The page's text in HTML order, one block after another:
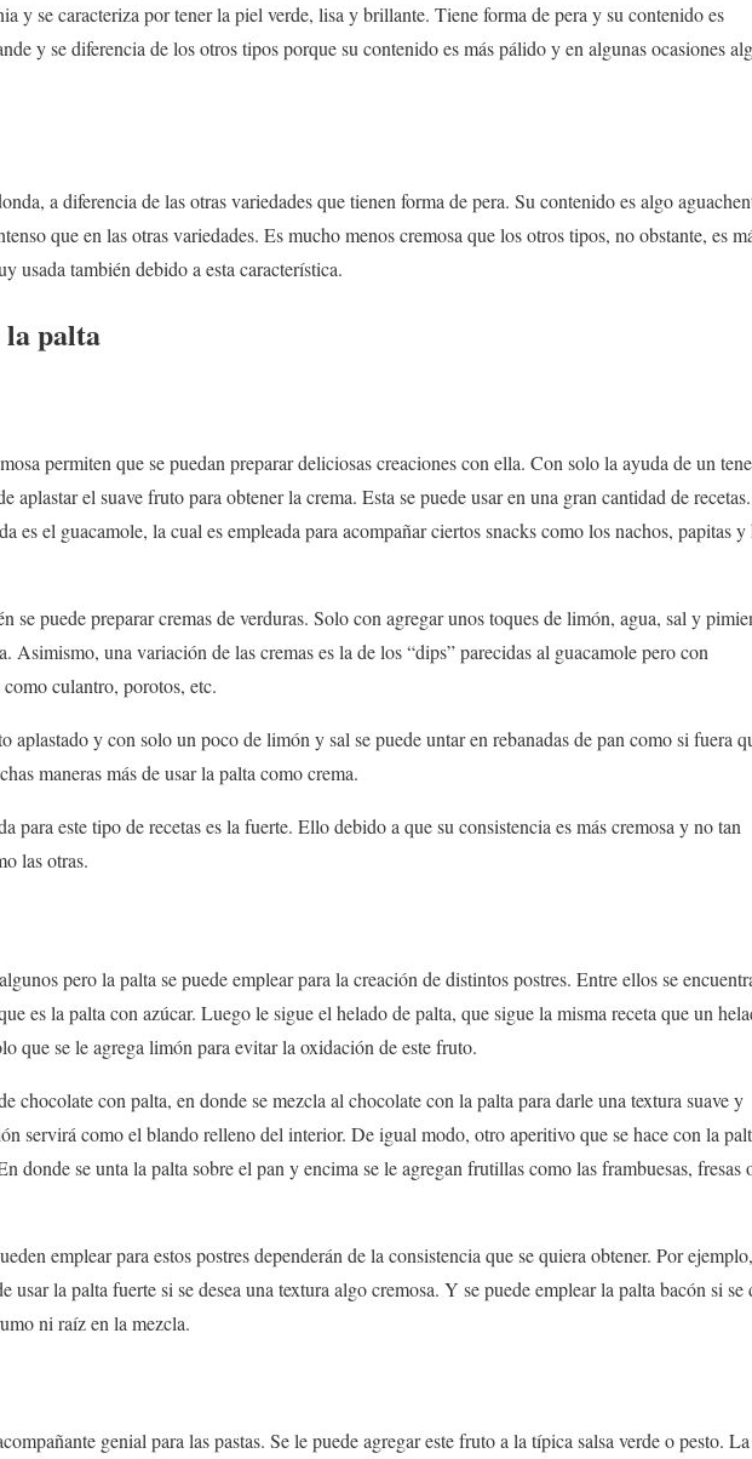
y se caracteriza por tener la piel verde, lisa y brillante. Tiene forma de pera y su contenido es
y se diferencia de los otros tipos porque su contenido es más pálido y en algunas ocasiones
a diferencia de las otras variedades que tienen forma de pera. Su contenido es algo
que en las otras variedades. Es mucho menos cremosa que los otros tipos, no obstante, es
usada también debido a esta característica.
la palta
permiten que se puedan preparar deliciosas creaciones con ella. Con solo la ayuda de un
aplastar el suave fruto para obtener la crema. Esta se puede usar en una gran cantidad de
es el guacamole, la cual es empleada para acompañar ciertos snacks como los nachos, papitas y
se puede preparar cremas de verduras. Solo con agregar unos toques de limón, agua, sal y
Asimismo, una variación de las cremas es la de los “dips” parecidas al guacamole pero con
culantro, porotos, etc.
aplastado y con solo un poco de limón y sal se puede untar en rebanadas de pan como si fuera
maneras más de usar la palta como crema.
para este tipo de recetas es la fuerte. Ello debido a que su consistencia es más cremosa y no tan
las otras.
pero la palta se puede emplear para la creación de distintos postres. Entre ellos se
es la palta con azúcar. Luego le sigue el helado de palta, que sigue la misma receta que un
que se le agrega limón para evitar la oxidación de este fruto.
chocolate con palta, en donde se mezcla al chocolate con la palta para darle una textura suave y
servirá como el blando relleno del interior. De igual modo, otro aperitivo que se hace con la
donde se unta la palta sobre el pan y encima se le agregan frutillas como las frambuesas, fresas
emplear para estos postres dependerán de la consistencia que se quiera obtener. Por
usar la palta fuerte si se desea una textura algo cremosa. Y se puede emplear la palta bacón si se
ni raíz en la mezcla.
genial para las pastas. Se le puede agregar este fruto a la típica salsa verde o pesto. La